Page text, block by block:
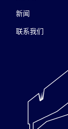
新闻
联系我们